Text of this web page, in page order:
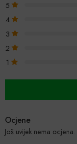
5
4
3
2
1
Ocjene
Još uvijek nema ocjena.